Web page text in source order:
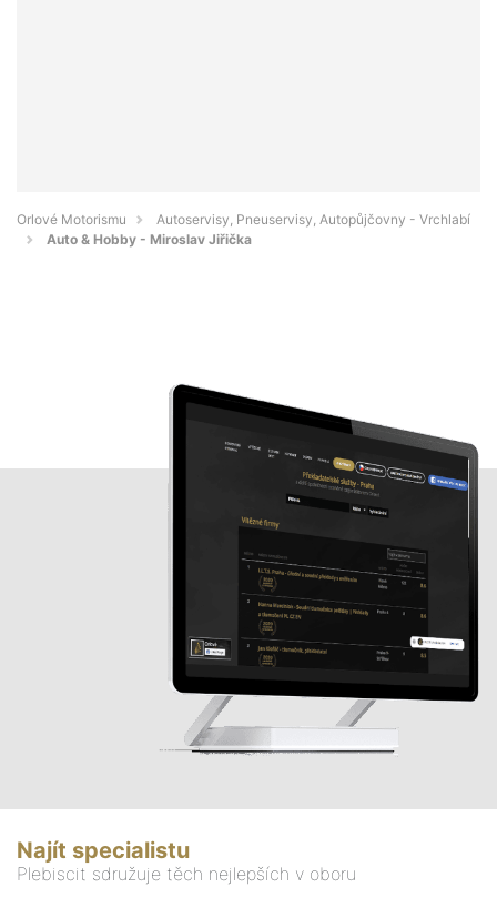
Orlové Motorismu
Autoservisy, Pneuservisy, Autopůjčovny - Vrchlabí
Auto & Hobby - Miroslav Jiřička
Najít specialistu
Plebiscit sdružuje těch nejlepších v oboru